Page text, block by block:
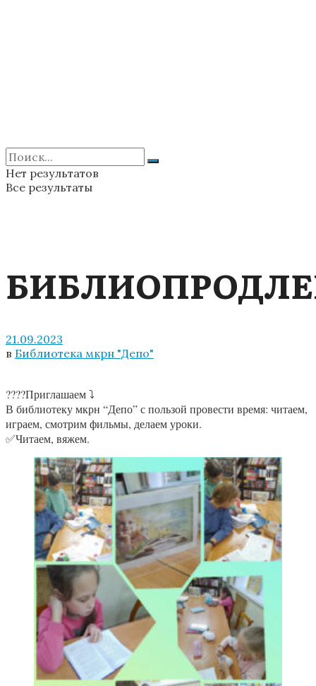
Нет результатов
Все результаты
21.09.2023
в Библиотека мкрн "Депо"
?‍?‍?‍?Приглашаем ⤵️
В библиотеку мкрн “Депо” с пользой провести время: читаем,
играем, смотрим фильмы, делаем уроки.
✅️Читаем, вяжем.